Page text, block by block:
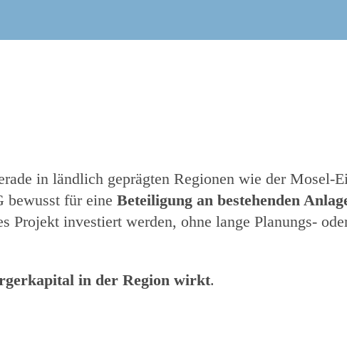
in ländlich geprägten Regionen wie der Mosel-
bewusst für eine Beteiligung an bestehenden
Projekt investiert werden, ohne lange Planungs-
in der Region wirkt.